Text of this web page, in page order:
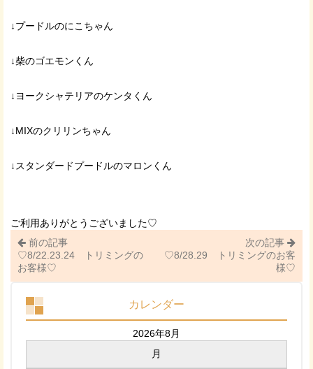
↓プードルのにこちゃん
↓柴のゴエモンくん
↓ヨークシャテリアのケンタくん
↓MIXのクリリンちゃん
↓スタンダードプードルのマロンくん
ご利用ありがとうございました♡
前の記事
♡8/22.23.24 トリミングの
お客様♡
次の記事
♡8/28.29 トリミングのお客
様♡
カレンダー
2026年8月
月